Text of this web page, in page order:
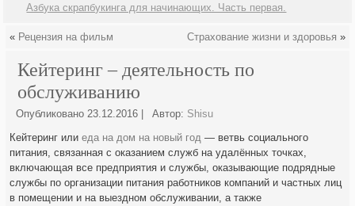
Азбука скрапбукинга для начинающих. Часть первая.
« Рецензия на фильм Страхование жизни и здоровья »
Кейтеринг – деятельность по
обслуживанию
Опубликовано 23.12.2016 Автор: Shisu
Кейтеринг илиеда на дом на новый год — ветвь социального
питания, связанная с оказанием служб на удалённых точках,
включающая все предприятия и службы, оказывающие подрядные
службы по организации питания работников компаний и частных лиц
в помещении и на выездном обслуживании, а также